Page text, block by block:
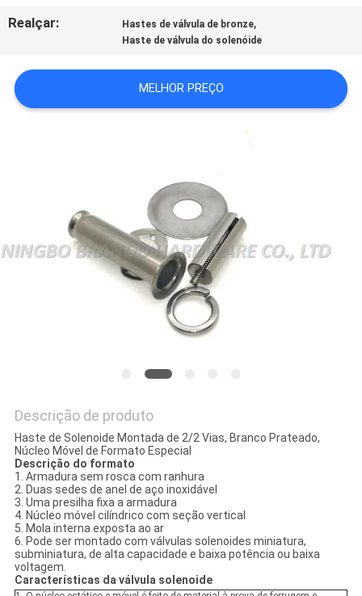
COMPANY
NEWS
MAPA
POLÍTICA
DE
PRIVACIDADE
Realçar: Hastes de válvula de bronze,
Haste de válvula do solenóide
MELHOR PREÇO
Descrição de produto
Haste de Solenoide Montada de 2/2 Vias, Branco Prateado,
Núcleo Móvel de Formato Especial
Descrição do formato
1. Armadura sem rosca com ranhura
2. Duas sedes de anel de aço inoxidável
3. Uma presilha fixa a armadura
4. Núcleo móvel cilíndrico com seção vertical
5. Mola interna exposta ao ar
6. Pode ser montado com válvulas solenoides miniatura,
subminiatura, de alta capacidade e baixa potência ou baixa
voltagem.
Características da válvula solenoide